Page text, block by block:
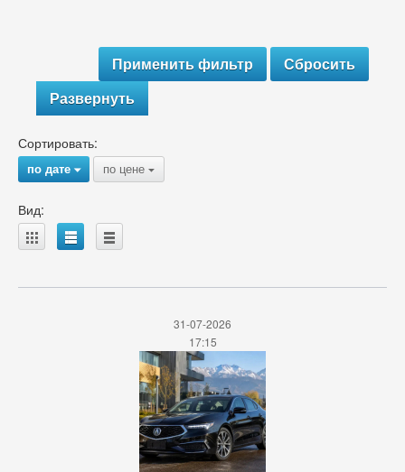
Развернуть
Сортировать:
по дате{ по цене {
Вид:
A B C
31-07-2026
17:15